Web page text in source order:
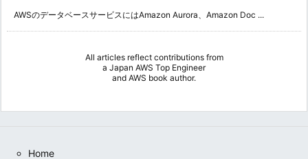
AWSのデータベースサービスにはAmazon Aurora、Amazon Doc ...
All articles reflect contributions from
a Japan AWS Top Engineer
and AWS book author.
Home